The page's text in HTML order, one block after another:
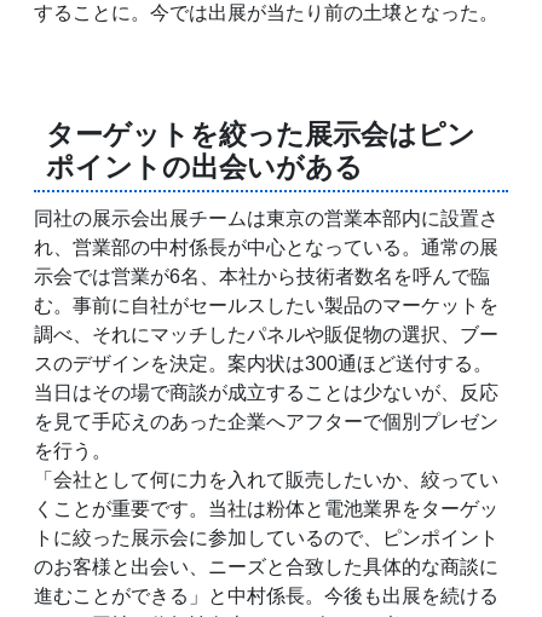
することに。今では出展が当たり前の土壌となった。
ターゲットを絞った展示会はピン
ポイントの出会いがある
同社の展示会出展チームは東京の営業本部内に設置さ
れ、営業部の中村係長が中心となっている。通常の展
示会では営業が6名、本社から技術者数名を呼んで臨
む。事前に自社がセールスしたい製品のマーケットを
調べ、それにマッチしたパネルや販促物の選択、ブー
スのデザインを決定。案内状は300通ほど送付する。
当日はその場で商談が成立することは少ないが、反応
を見て手応えのあった企業へアフターで個別プレゼン
を行う。
「会社として何に力を入れて販売したいか、絞ってい
くことが重要です。当社は粉体と電池業界をターゲッ
トに絞った展示会に参加しているので、ピンポイント
のお客様と出会い、ニーズと合致した具体的な商談に
進むことができる」と中村係長。今後も出展を続ける